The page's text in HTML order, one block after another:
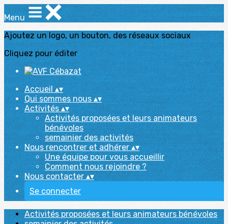
Menu
Ajoutez un logo, un bouton, des réseaux sociaux
Cliquez pour éditer
Accueil▴▾
Qui sommes nous▴▾
Activités▴▾
Activités proposées et leurs animateurs
bénévoles
semainier des activités
Nous rencontrer et adhérer▴▾
Une équipe pour vous accueillir
Comment nous rejoindre ?
Nous contacter▴▾
Se connecter
Activités proposées et leurs animateurs bénévoles